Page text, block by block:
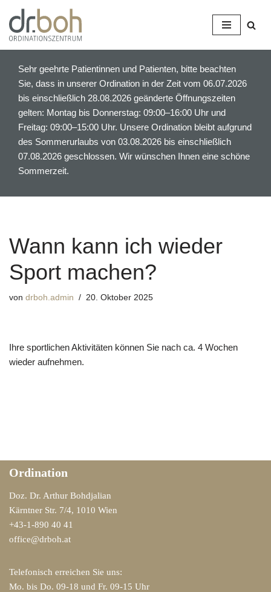
Z
g
e
n
Sehr geehrte Patientinnen und Patienten, bitte beachten
Sie, dass in unserer Ordination in der Zeit vom 06.07.2026
bis einschließlich 28.08.2026 geänderte Öffnungszeiten
gelten: Montag bis Donnerstag: 09:00–16:00 Uhr und
Freitag: 09:00–15:00 Uhr. Unsere Ordination bleibt aufgrund
des Sommerurlaubs von 03.08.2026 bis einschließlich
07.08.2026 geschlossen. Wir wünschen Ihnen eine schöne
Sommerzeit.
Wann kann ich wieder
Sport machen?
von drboh.admin 20. Oktober 2025
Ihre sportlichen Aktivitäten können Sie nach ca. 4 Wochen
wieder aufnehmen.
Ordination
Doz. Dr. Arthur Bohdjalian
Kärntner Str. 7/4, 1010 Wien
+43-1-890 40 41
office@drboh.at
Telefonisch erreichen Sie uns:
Mo. bis Do. 09-18 und Fr. 09-15 Uhr